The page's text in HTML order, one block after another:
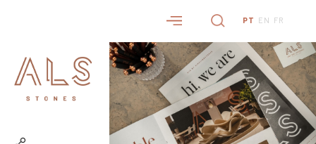
PT EN FR